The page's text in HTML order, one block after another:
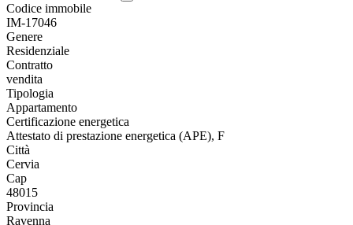
Codice immobile
IM-17046
Genere
Residenziale
Contratto
vendita
Tipologia
Appartamento
Certificazione energetica
Attestato di prestazione energetica (APE), F
Città
Cervia
Cap
48015
Provincia
Ravenna